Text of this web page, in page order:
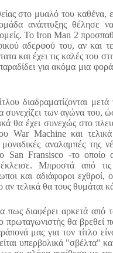
στο μυαλό του καθένα,
ανάπτυξης θέλησε
Το Iron Man 2
αδερφού του, αν και
και έχει τις καλές του
για ακόμα μια
διαδραματίζονται μετά
συνεχίζει των αγώνα του,
θα έχει συνεχώς στο
War Machine και
αναλαμπές της
San Fransisco -το οποίο
Μπροστά από
και αδιάφοροι εχθροί,
αν τελικά θα τους θυμάται
πως διαφέρει αρκετά από
πρωταγωνιστής θα βρεθεί
μας για τον τίτλο
υπερβολικά "σβέλτα"